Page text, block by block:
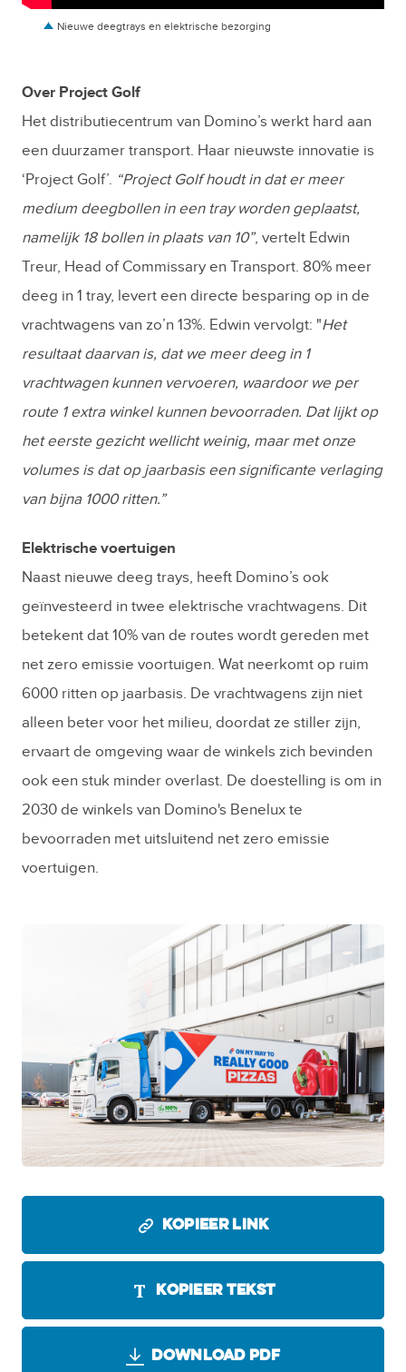
Nieuwe deegtrays en elektrische bezorging
Over Project Golf
Het distributiecentrum van Domino’s werkt hard aan
een duurzamer transport. Haar nieuwste innovatie is
‘Project Golf’. “Project Golf houdt in dat er meer
medium deegbollen in een tray worden geplaatst,
namelijk 18 bollen in plaats van 10”, vertelt Edwin
Treur, Head of Commissary en Transport. 80% meer
deeg in 1 tray, levert een directe besparing op in de
vrachtwagens van zo’n 13%. Edwin vervolgt: "Het
resultaat daarvan is, dat we meer deeg in 1
vrachtwagen kunnen vervoeren, waardoor we per
route 1 extra winkel kunnen bevoorraden. Dat lijkt op
het eerste gezicht wellicht weinig, maar met onze
volumes is dat op jaarbasis een significante verlaging
van bijna 1000 ritten.”
Elektrische voertuigen
Naast nieuwe deeg trays, heeft Domino’s ook
geïnvesteerd in twee elektrische vrachtwagens. Dit
betekent dat 10% van de routes wordt gereden met
net zero emissie voortuigen. Wat neerkomt op ruim
6000 ritten op jaarbasis. De vrachtwagens zijn niet
alleen beter voor het milieu, doordat ze stiller zijn,
ervaart de omgeving waar de winkels zich bevinden
ook een stuk minder overlast. De doestelling is om in
2030 de winkels van Domino's Benelux te
bevoorraden met uitsluitend net zero emissie
voertuigen.
KOPIEER LINK
KOPIEER TEKST
DOWNLOAD PDF